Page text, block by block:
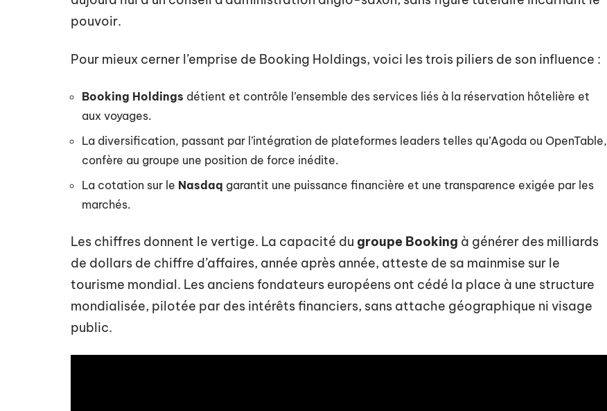
pouvoir.
Pour mieux cerner l’emprise de Booking Holdings, voici les trois piliers de son influence :
Booking Holdings détient et contrôle l’ensemble des services liés à la réservation hôtelière et
aux voyages.
La diversification, passant par l’intégration de plateformes leaders telles qu’Agoda ou OpenTable,
confère au groupe une position de force inédite.
La cotation sur le Nasdaq garantit une puissance financière et une transparence exigée par les
marchés.
Les chiffres donnent le vertige. La capacité du groupe Booking à générer des milliards
de dollars de chiffre d’affaires, année après année, atteste de sa mainmise sur le
tourisme mondial. Les anciens fondateurs européens ont cédé la place à une structure
mondialisée, pilotée par des intérêts financiers, sans attache géographique ni visage
public.